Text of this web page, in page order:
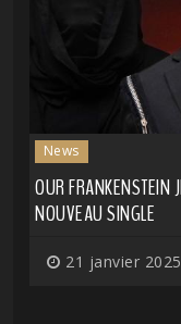
News
OUR FRANKENSTEIN
NOUVEAU SINGLE
21 janvier 2025